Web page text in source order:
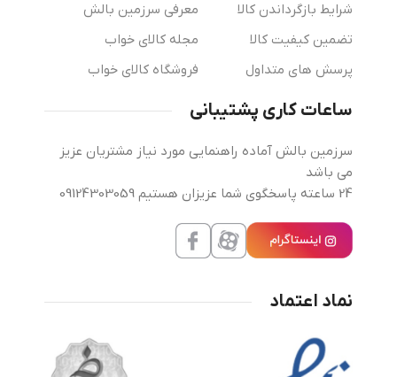
شرایط بازگرداندن کالا
تضمین کیفیت کالا
پرسش های متداول
معرفی سرزمین بالش
مجله کالای خواب
فروشگاه کالای خواب
ساعات کاری پشتیبانی
سرزمین بالش آماده راهنمایی مورد نیاز مشتریان عزیز
می باشد
24 ساعته پاسخگوی شما عزیزان هستیم 09124303059
نماد اعتماد